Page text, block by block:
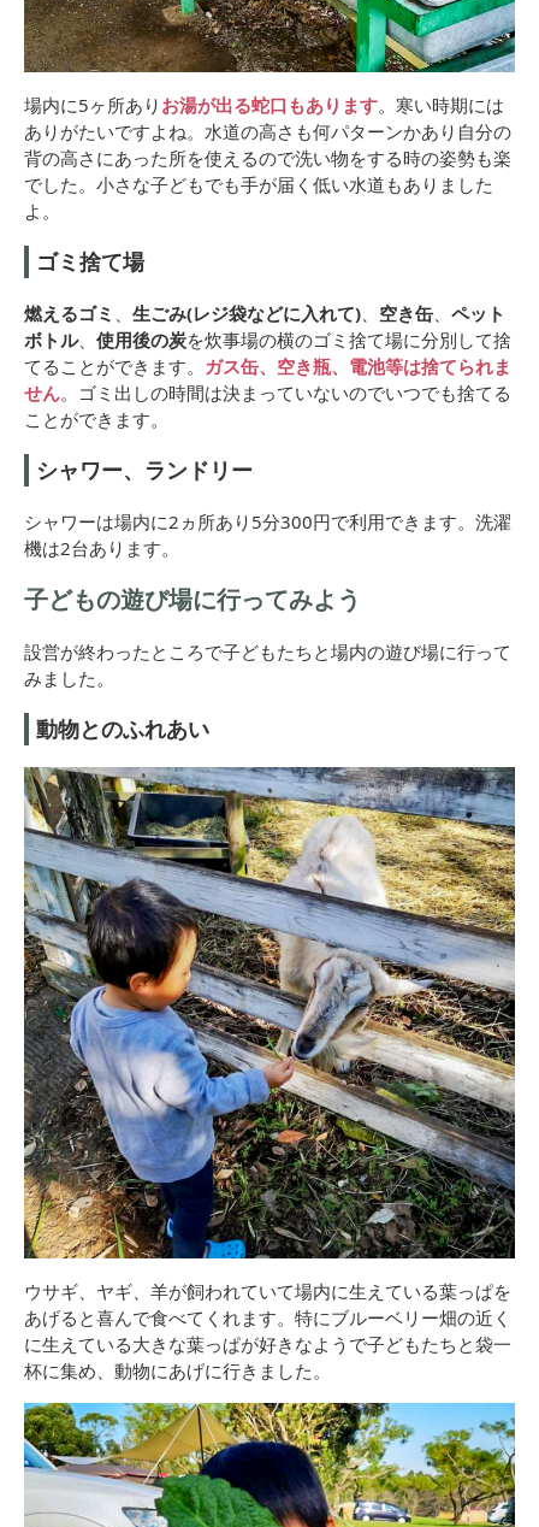
場内に5ヶ所あり お湯が出る蛇口もあります。寒い時期には
ありがたいですよね。水道の高さも何パターンかあり自分の
背の高さにあった所を使えるので洗い物をする時の姿勢も楽
でした。小さな子どもでも手が届く低い水道もありました
よ。
ゴミ捨て場
燃えるゴミ 、 生ごみ(レジ袋などに入れて)、 空き缶、 ペット
ボトル、 使用後の炭を炊事場の横のゴミ捨て場に分別して捨
てることができます。 ガス缶、空き瓶、電池等は捨てられま
せん。ゴミ出しの時間は決まっていないのでいつでも捨てる
ことができます。
シャワー、ランドリー
シャワーは場内に2ヵ所あり5分300円で利用できます。洗濯
機は2台あります。
子どもの遊び場に行ってみよう
設営が終わったところで子どもたちと場内の遊び場に行って
みました。
動物とのふれあい
ウサギ、ヤギ、羊が飼われていて場内に生えている葉っぱを
あげると喜んで食べてくれます。特にブルーベリー畑の近く
に生えている大きな葉っぱが好きなようで子どもたちと袋一
杯に集め、動物にあげに行きました。